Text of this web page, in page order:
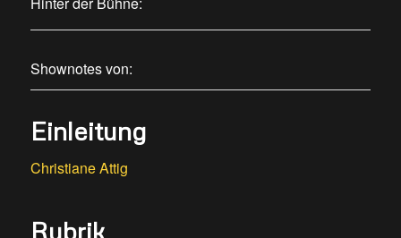
Shownotes von:
Einleitung
Christiane Attig
Rubrik